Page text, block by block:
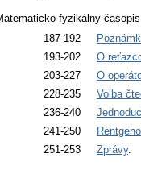
fyzikálny
187-192
193-202
O
203-227
O
228-235
Volba
236-240
241-250
251-253
Zprávy.